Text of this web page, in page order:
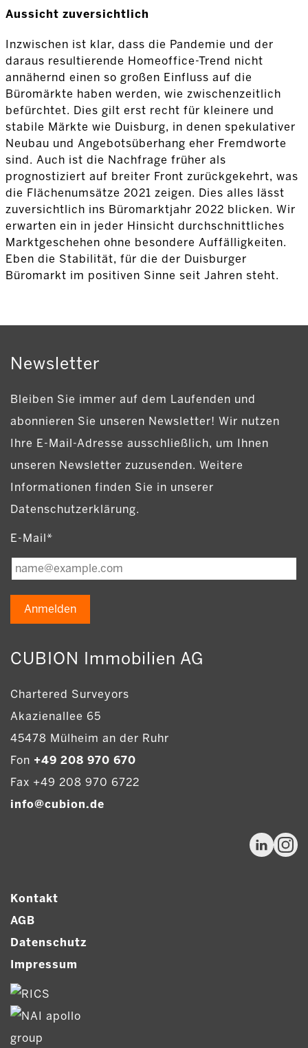
Aussicht zuversichtlich
Inzwischen ist klar, dass die Pandemie und der
daraus resultierende Homeoffice-Trend nicht
annähernd einen so großen Einfluss auf die
Büromärkte haben werden, wie zwischenzeitlich
befürchtet. Dies gilt erst recht für kleinere und
stabile Märkte wie Duisburg, in denen spekulativer
Neubau und Angebotsüberhang eher Fremdworte
sind. Auch ist die Nachfrage früher als
prognostiziert auf breiter Front zurückgekehrt, was
die Flächenumsätze 2021 zeigen. Dies alles lässt
zuversichtlich ins Büromarktjahr 2022 blicken. Wir
erwarten ein in jeder Hinsicht durchschnittliches
Marktgeschehen ohne besondere Auffälligkeiten.
Eben die Stabilität, für die der Duisburger
Büromarkt im positiven Sinne seit Jahren steht.
Newsletter
Bleiben Sie immer auf dem Laufenden und
abonnieren Sie unseren Newsletter! Wir nutzen
Ihre E-Mail-Adresse ausschließlich, um Ihnen
unseren Newsletter zuzusenden. Weitere
Informationen finden Sie in unserer
Datenschutzerklärung.
E-Mail*
Anmelden
CUBION Immobilien AG
Chartered Surveyors
Akazienallee 65
45478 Mülheim an der Ruhr
Fon +49 208 970 670
Fax +49 208 970 6722
info@cubion.de
Kontakt
AGB
Datenschutz
Impressum